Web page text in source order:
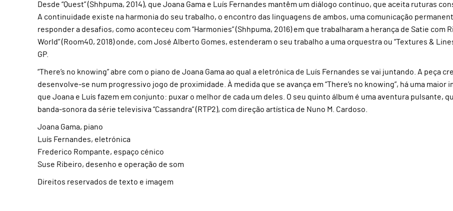
Desde “Quest” (Shhpuma, 2014), que Joana Gama e Luís Fernandes mantêm um diálogo contínuo, que aceita ruturas
A continuidade existe na harmonia do seu trabalho, o encontro das linguagens de ambos, uma comunicação
responder a desafios, como aconteceu com “Harmonies” (Shhpuma, 2016) em que trabalharam a herança de Satie com
World” (Room40, 2018) onde, com José Alberto Gomes, estenderam o seu trabalho a uma orquestra ou “Textures &
GP.
“There’s no knowing” abre com o piano de Joana Gama ao qual a eletrónica de Luís Fernandes se vai juntando. A peça
desenvolve-se num progressivo jogo de proximidade. À medida que se avança em “There’s no knowing”, há uma
que Joana e Luís fazem em conjunto: puxar o melhor de cada um deles. O seu quinto álbum é uma aventura pulsante,
banda-sonora da série televisiva “Cassandra” (RTP2), com direção artística de Nuno M. Cardoso.
Joana Gama, piano
Luís Fernandes, eletrónica
Frederico Rompante, espaço cénico
Suse Ribeiro, desenho e operação de som
Direitos reservados de texto e imagem